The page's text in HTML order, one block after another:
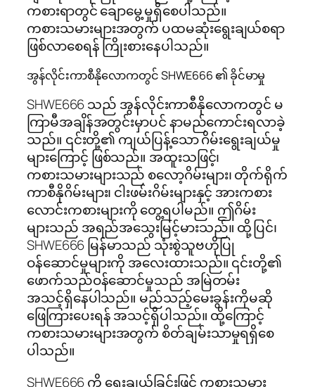
ကစားရာတွင် ချောမွေ့မှုရှိစေပါသည်။
ကစားသမားများအတွက် ပထမဆုံးရွေးချယ်စရာ
ဖြစ်လာစေရန် ကြိုးစားနေပါသည်။
အွန်လိုင်းကာစီနိုလောကတွင် SHWE666 ၏ ခိုင်မာမှု
SHWE666 သည် အွန်လိုင်းကာစီနိုလောကတွင် မ
ကြာမီအချိန်အတွင်းမှာပင် နာမည်ကောင်းရလာခဲ့
သည်။ ၎င်းတို့၏ ကျယ်ပြန့်သော ဂိမ်းရွေးချယ်မှု
များကြောင့် ဖြစ်သည်။ အထူးသဖြင့်၊
ကစားသမားများသည် စလော့ဂိမ်းများ၊ တိုက်ရိုက်
ကာစီနိုဂိမ်းများ၊ ငါးဖမ်းဂိမ်းများနှင့် အားကစား
လောင်းကစားများကို တွေ့ရပါမည်။ ဤဂိမ်း
များသည် အရည်အသွေးမြင့်မားသည်။ ထို့ပြင်၊
SHWE666 မြန်မာသည် သုံးစွဲသူဗဟိုပြု
ဝန်ဆောင်မှုများကို အလေးထားသည်။ ၎င်းတို့၏
ဖောက်သည်ဝန်ဆောင်မှုသည် အမြဲတမ်း
အသင့်ရှိနေပါသည်။ မည်သည့်မေးခွန်းကိုမဆို
ဖြေကြားပေးရန် အသင့်ရှိပါသည်။ ထို့ကြောင့်
ကစားသမားများအတွက် စိတ်ချမ်းသာမှုရရှိစေ
ပါသည်။
SHWE666 ကို ရွေးချယ်ခြင်းဖြင့် ကစားသမား